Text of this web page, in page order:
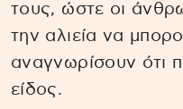
τους, ώστε οι
την αλιεία να
αναγνωρίσουν ότι
είδος.